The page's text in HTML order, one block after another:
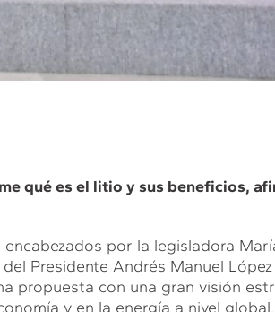
qué es el litio y sus beneficios,
por la legisladora
Presidente Andrés Manuel
propuesta con una gran visión
y en la energía a nivel global.